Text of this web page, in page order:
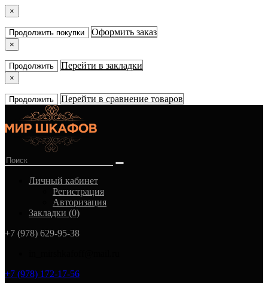
×
Продолжить покупки Оформить заказ
×
Продолжить Перейти в закладки
×
Продолжить Перейти в сравнение товаров
Личный кабинет
Регистрация
Авторизация
Закладки (0)
+7 (978) 629-95-38
+7 (978) 172-17-56